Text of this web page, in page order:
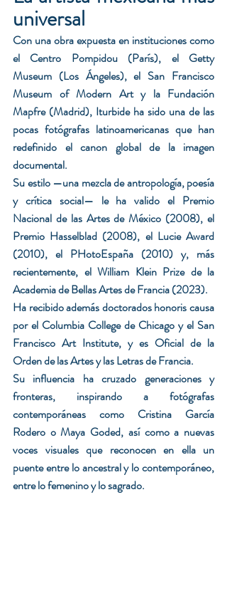
universal
Con una obra expuesta en instituciones como
el Centro Pompidou (París), el Getty
Museum (Los Ángeles), el San Francisco
Museum of Modern Art y la Fundación
Mapfre (Madrid), Iturbide ha sido una de las
pocas fotógrafas latinoamericanas que han
redefinido el canon global de la imagen
documental.
Su estilo —una mezcla de antropología, poesía
y crítica social— le ha valido el Premio
Nacional de las Artes de México (2008), el
Premio Hasselblad (2008), el Lucie Award
(2010), el PHotoEspaña (2010) y, más
recientemente, el William Klein Prize de la
Academia de Bellas Artes de Francia (2023).
Ha recibido además doctorados honoris causa
por el Columbia College de Chicago y el San
Francisco Art Institute, y es Oficial de la
Orden de las Artes y las Letras de Francia.
Su influencia ha cruzado generaciones y
fronteras, inspirando a fotógrafas
contemporáneas como Cristina García
Rodero o Maya Goded, así como a nuevas
voces visuales que reconocen en ella un
puente entre lo ancestral y lo contemporáneo,
entre lo femenino y lo sagrado.